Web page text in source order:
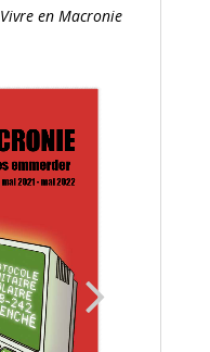
en Macronie